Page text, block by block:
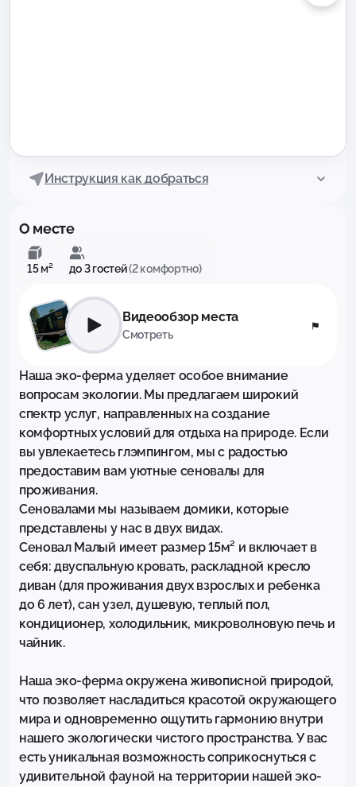
Инструкция как добраться
О месте
15 м² до 3 гостей(2 комфортно)
Видеообзор места
Смотреть
Наша эко-ферма уделяет особое внимание
вопросам экологии. Мы предлагаем широкий
спектр услуг, направленных на создание
комфортных условий для отдыха на природе. Если
вы увлекаетесь глэмпингом, мы с радостью
предоставим вам уютные сеновалы для
проживания.
Сеновалами мы называем домики, которые
представлены у нас в двух видах.
Cеновал Малый имеет размер 15м² и включает в
себя: двуспальную кровать, раскладной кресло
диван (для проживания двух взрослых и ребенка
до 6 лет), сан узел, душевую, теплый пол,
кондиционер, холодильник, микроволновую печь и
чайник.
Наша эко-ферма окружена живописной природой,
что позволяет насладиться красотой окружающего
мира и одновременно ощутить гармонию внутри
нашего экологически чистого пространства. У вас
есть уникальная возможность соприкоснуться с
удивительной фауной на территории нашей эко-